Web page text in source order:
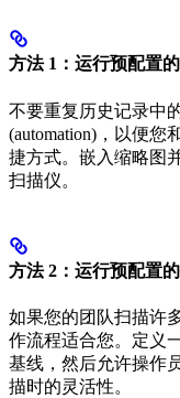
方法 1：运行预配置
不要重复历史记录中
(automation)，以便
捷方式。嵌入缩略图
扫描仪。
方法 2：运行预配置
如果您的团队扫描许
作流程适合您。定义
基线，然后允许操作
描时的灵活性。